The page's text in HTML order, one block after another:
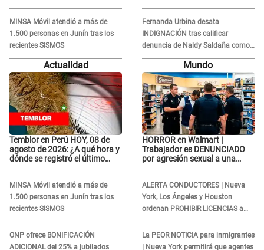
enfermedad
MINSA Móvil atendió a más de
1.500 personas en Junín tras los
recientes SISMOS
JUSTIFICA: "Por un error no vamos
a pagar todos"
Fernanda Urbina desata
INDIGNACIÓN tras calificar
denuncia de Naldy Saldaña como
'acto bochornoso': "No es justo
atacar a otra mujer"
Actualidad
Temblor en Perú HOY, 08 de
agosto de 2026: ¿A qué hora y
dónde se registró el último
MINSA Móvil atendió a más de
1.500 personas en Junín tras los
recientes SISMOS
ONP ofrece BONIFICACIÓN
ADICIONAL del 25% a jubilados
Mundo
HORROR en Walmart |
Trabajador es DENUNCIADO
por agresión sexual a una
ALERTA CONDUCTORES | Nueva
York, Los Ángeles y Houston
ordenan PROHIBIR LICENCIAS a
quienes no presenten ESTE
DOCUMENTO
La PEOR NOTICIA para inmigrantes
| Nueva York permitirá que agentes